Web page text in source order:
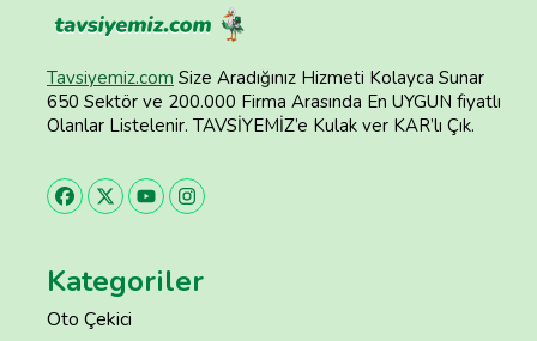
Tavsiyemiz.com Size Aradığınız Hizmeti Kolayca Sunar
650 Sektör ve 200.000 Firma Arasında En UYGUN fiyatlı
Olanlar Listelenir. TAVSİYEMİZ’e Kulak ver KAR’lı Çık.
Kategoriler
Oto Çekici